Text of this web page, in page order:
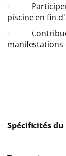
- Participer à
piscine en fin
- Contribuer
manifestations
Spécificités du